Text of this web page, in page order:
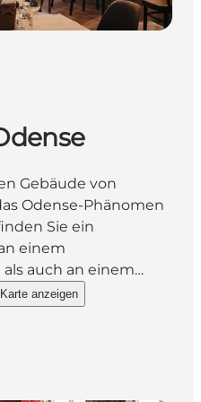
Gebäude von
Odense-Phänomen
Sie ein
einem
auch an einem…
Odense"
anzeigenOdense on_map